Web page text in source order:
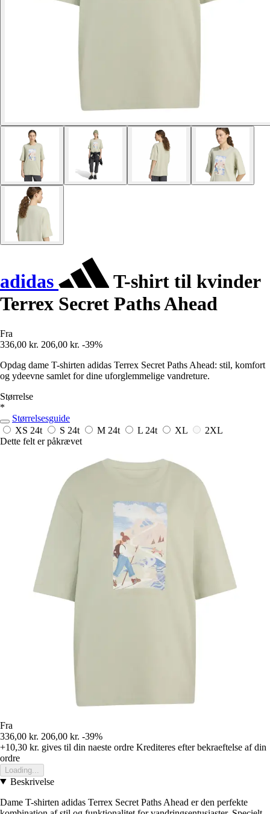
adidas
T-shirt til kvinder
Terrex Secret Paths Ahead
Fra
336,00 kr. 206,00 kr. -39%
Opdag dame T-shirten adidas Terrex Secret Paths Ahead: stil, komfort
og ydeevne samlet for dine uforglemmelige vandreture.
Størrelse
*
Størrelsesguide
XS 24t S 24t M 24t L 24t XL
2XL
Dette felt er påkrævet
Fra
336,00 kr. 206,00 kr. -39%
+10,30 kr. gives til din naeste ordre Krediteres efter bekraeftelse af din
ordre
Loading...
Beskrivelse
Dame T-shirten adidas Terrex Secret Paths Ahead er den perfekte